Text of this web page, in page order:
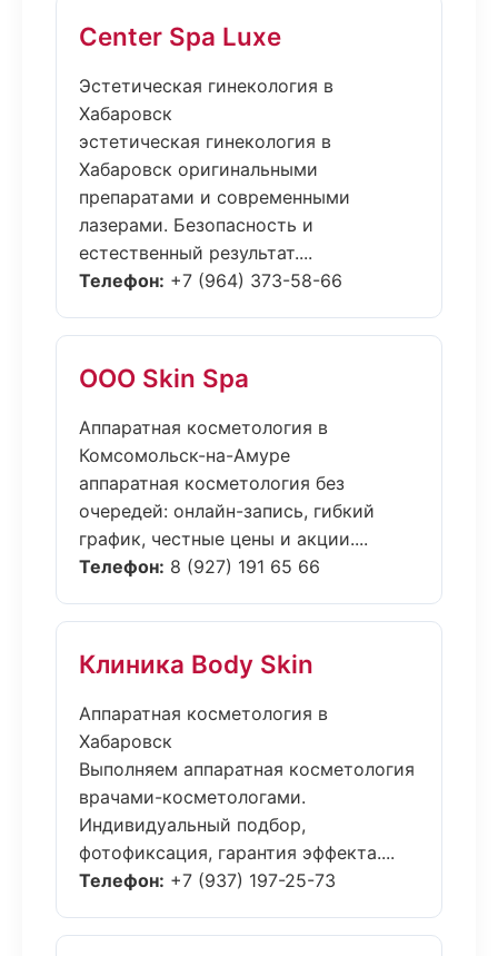
Center Spa Luxe
Эстетическая гинекология в
Хабаровск
эстетическая гинекология в
Хабаровск оригинальными
препаратами и современными
лазерами. Безопасность и
естественный результат....
Телефон: +7 (964) 373-58-66
ООО Skin Spa
Аппаратная косметология в
Комсомольск-на-Амуре
аппаратная косметология без
очередей: онлайн-запись, гибкий
график, честные цены и акции....
Телефон: 8 (927) 191 65 66
Клиника Body Skin
Аппаратная косметология в
Хабаровск
Выполняем аппаратная косметология
врачами-косметологами.
Индивидуальный подбор,
фотофиксация, гарантия эффекта....
Телефон: +7 (937) 197-25-73